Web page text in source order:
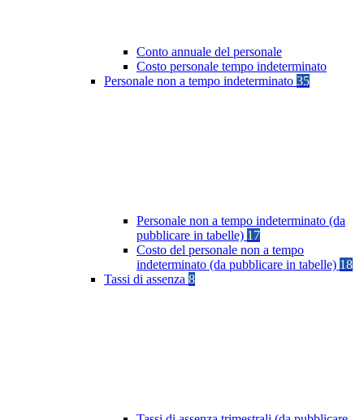
Conto annuale del personale
Costo personale tempo indeterminato
Personale non a tempo indeterminato 35
Personale non a tempo indeterminato (da
pubblicare in tabelle) 17
Costo del personale non a tempo
indeterminato (da pubblicare in tabelle) 18
Tassi di assenza 8